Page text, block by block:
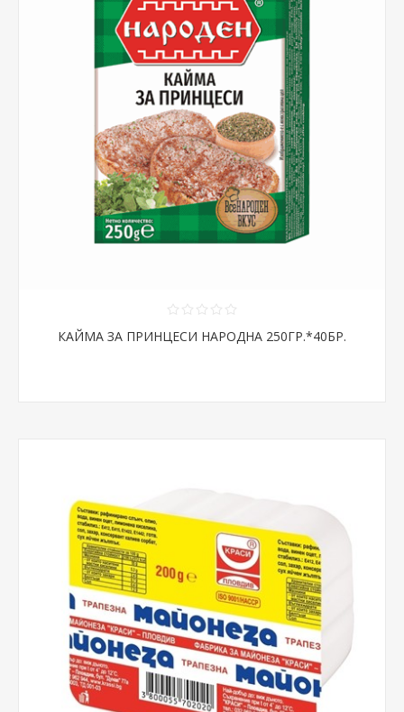
КАЙМА ЗА ПРИНЦЕСИ НАРОДНА 250ГР.*40БР.